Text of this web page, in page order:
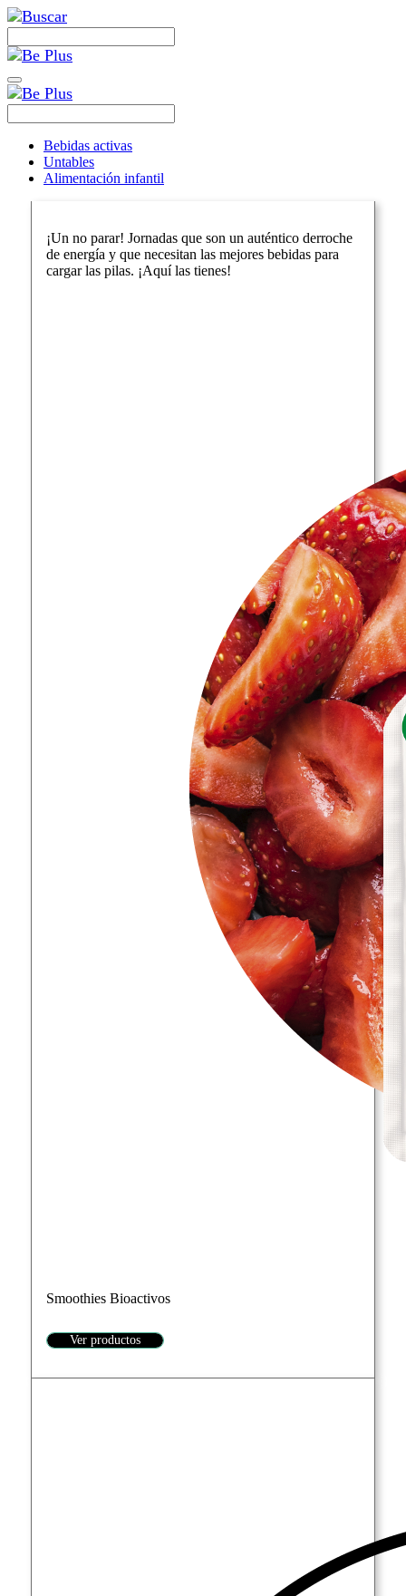
Bebidas activas
Untables
Alimentación infantil
¡Un no parar! Jornadas que son un auténtico derroche
de energía y que necesitan las mejores bebidas para
cargar las pilas. ¡Aquí las tienes!
Smoothies Bioactivos
Ver productos